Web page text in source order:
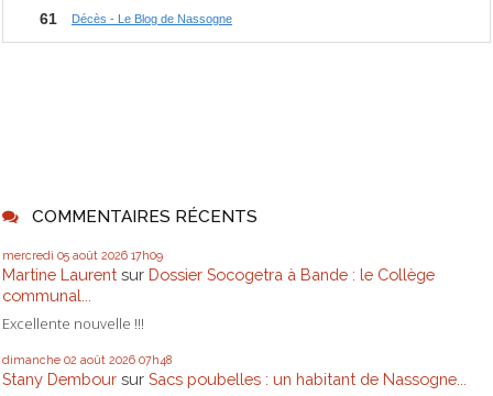
COMMENTAIRES RÉCENTS
mercredi 05 août 2026 17h09
Martine Laurent sur Dossier Socogetra à Bande : le Collège
communal...
Excellente nouvelle !!!
dimanche 02 août 2026 07h48
Stany Dembour sur Sacs poubelles : un habitant de Nassogne...